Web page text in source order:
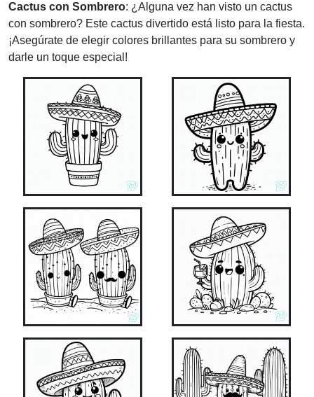
Cactus con Sombrero: ¿Alguna vez han visto un cactus
con sombrero? Este cactus divertido está listo para la fiesta.
¡Asegúrate de elegir colores brillantes para su sombrero y
darle un toque especial!